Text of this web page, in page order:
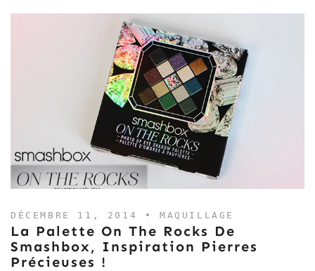
DÉCEMBRE 11, 2014 •MAQUILLAGE
La Palette On The Rocks De
Smashbox, Inspiration Pierres
Précieuses !